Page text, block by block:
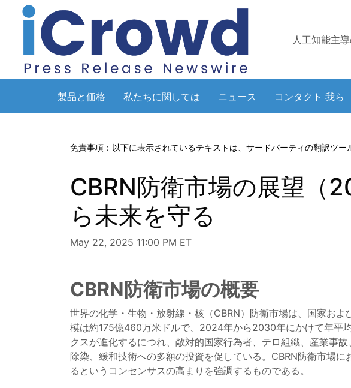
人工知能主
製品と価格 私たちに関しては ニュース コンタクト 我ら
免責事項：以下に表示されているテキストは、サードパーティの翻訳ツー
CBRN防衛市場の展望（
ら未来を守る
May 22, 2025 11:00 PM ET
CBRN防衛市場の概要
世界の化学・生物・放射線・核（CBRN）防衛市場は、国家お
模は約175億460万米ドルで、2024年から2030年にかけて年平
クスが進化するにつれ、敵対的国家行為者、テロ組織、産業事
除染、緩和技術への多額の投資を促している。CBRN防衛市場
るというコンセンサスの高まりを強調するものである。